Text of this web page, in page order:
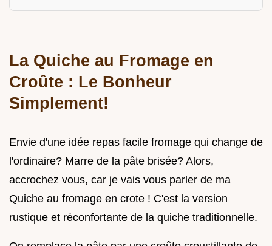
La Quiche au Fromage en
Croûte : Le Bonheur
Simplement!
Envie d'une idée repas facile fromage qui change de
l'ordinaire? Marre de la pâte brisée? Alors,
accrochez vous, car je vais vous parler de ma
Quiche au fromage en crote ! C'est la version
rustique et réconfortante de la quiche traditionnelle.